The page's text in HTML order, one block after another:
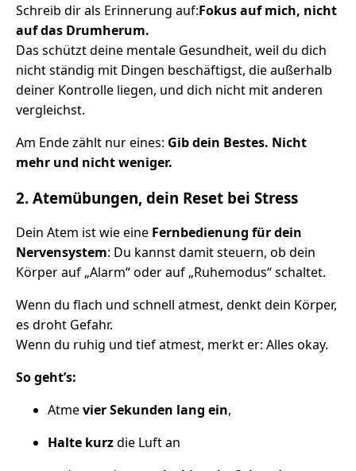
Schreib dir als Erinnerung auf:Fokus auf mich, nicht
auf das Drumherum.
Das schützt deine mentale Gesundheit, weil du dich
nicht ständig mit Dingen beschäftigst, die außerhalb
deiner Kontrolle liegen, und dich nicht mit anderen
vergleichst.
Am Ende zählt nur eines: Gib dein Bestes. Nicht
mehr und nicht weniger.
2. Atemübungen, dein Reset bei Stress
Dein Atem ist wie eine Fernbedienung für dein
Nervensystem: Du kannst damit steuern, ob dein
Körper auf „Alarm“ oder auf „Ruhemodus“ schaltet.
Wenn du flach und schnell atmest, denkt dein Körper,
es droht Gefahr.
Wenn du ruhig und tief atmest, merkt er: Alles okay.
So geht’s:
Atmevier Sekunden lang ein,
Halte kurzdie Luft an